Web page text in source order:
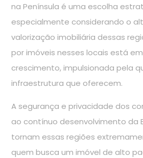
na Península é uma escolha
especialmente considerando o
valorização imobiliária dessas
por imóveis nesses locais está
crescimento, impulsionada pela
infraestrutura que oferecem.
A segurança e privacidade dos
ao contínuo desenvolvimento da
tornam essas regiões
quem busca um imóvel de alto